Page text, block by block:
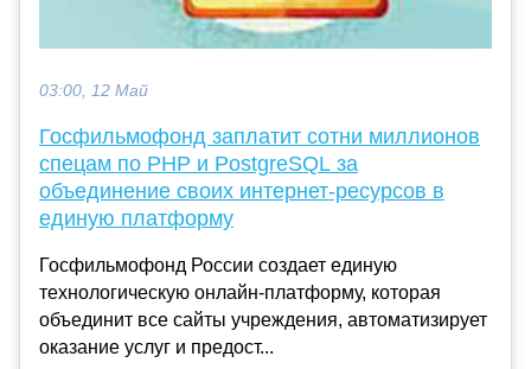
03:00, 12 Май
Госфильмофонд заплатит сотни миллионов
спецам по PHP и PostgreSQL за
объединение своих интернет-ресурсов в
единую платформу
Госфильмофонд России создает единую
технологическую онлайн-платформу, которая
объединит все сайты учреждения, автоматизирует
оказание услуг и предост...